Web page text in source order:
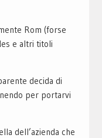
Rom (forse
e altri titoli
decida di
per portarvi
dell’azienda che